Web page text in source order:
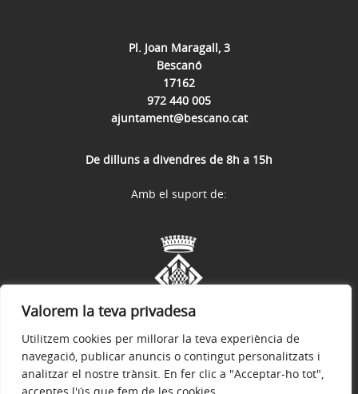
Valorem la teva privadesa
Utilitzem cookies per millorar la teva experiència de
navegació, publicar anuncis o contingut personalitzats i
analitzar el nostre trànsit. En fer clic a "Acceptar-ho tot",
Pl. Joan Maragall, 3
Bescanó
17162
972 440 005
ajuntament@bescano.cat
De dilluns a divendres de 8h a 15h
Amb el suport de: